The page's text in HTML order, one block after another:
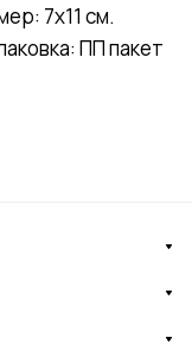
7х11 см.
ПП пакет